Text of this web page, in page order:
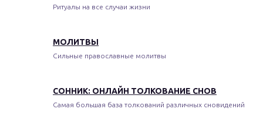
Ритуалы на все случаи жизни
МОЛИТВЫ
Сильные православные молитвы
СОННИК: ОНЛАЙН ТОЛКОВАНИЕ СНОВ
Самая большая база толкований различных сновидений